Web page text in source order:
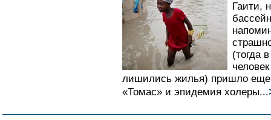
Гаити,
(тогда
лишились жилья) пришло еще
«Томас» и эпидемия холеры...